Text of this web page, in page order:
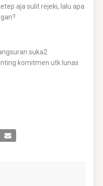
aja sulit rejeki, lalu apa
suka2
komitmen utk lunas